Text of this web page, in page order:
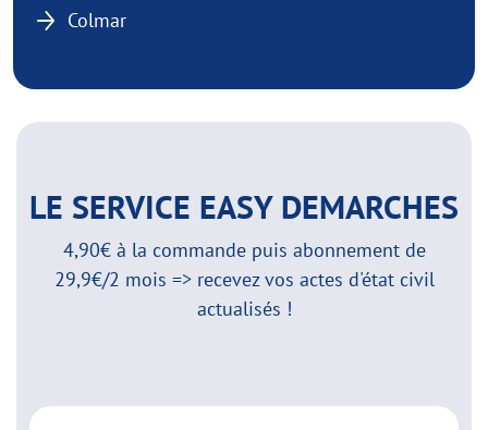
Colmar
LE SERVICE EASY DEMARCHES
4,90€ à la commande puis abonnement de
29,9€/2 mois => recevez vos actes d'état civil
actualisés !